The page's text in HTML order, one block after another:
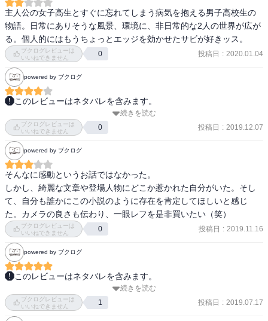
想像通りの結末やったけれど、なかなか良かったです。
評判だったから読んでみたけど。自分には普通だったかな。
主人公の女子高生とすぐに忘れてしまう病気を抱える男子高校生の
物語。日常にありそうな風景、環境に、非日常的な2人の世界が広が
る。個人的にはもうちょっとエッジを効かせたサビが好きッス。
ブクログレビューは
いいねできません
0 投稿日 : 2020.01.04
powered by ブクログ
このレビューはネタバレを含みます。
登場人物も魅力的でさらさらと読めて良い本だった。
ここからは個人の好みの問題だと思うが、ラストがハッピーエンド
ともバッドエンドとも捉えられるようでそこまで極端じゃない、読
者の捉え方によって変わるような感じで、個人的にはなんだか煮え
切らないようなもやもやしたもどかしさが残ってしまった。
また、セイの家庭環境が最初は酷く荒れていた割にあっさりと解決
(離婚という結論にはなったが)してしまったのが少し腑に落ちなかっ
た。
描写はとても綺麗で世界観も好きだった。
続きを読む
ブクログレビューは
いいねできません
0 投稿日 : 2019.12.07
powered by ブクログ
そんなに感動というお話ではなかった。
しかし、綺麗な文章や登場人物にどこか惹かれた自分がいた。そし
て、自分も誰かにこの小説のように存在を肯定してほしいと感じ
た。カメラの良さも伝わり、一眼レフを是非買いたい（笑）
ブクログレビューは
いいねできません
0 投稿日 : 2019.11.16
powered by ブクログ
このレビューはネタバレを含みます。
結末が悲しいはずなのだが私にはあまり悲しい結末には感じられな
かった。
だが割とやりきれない感はあった。
続きを読む
ブクログレビューは
いいねできません
1 投稿日 : 2019.07.17